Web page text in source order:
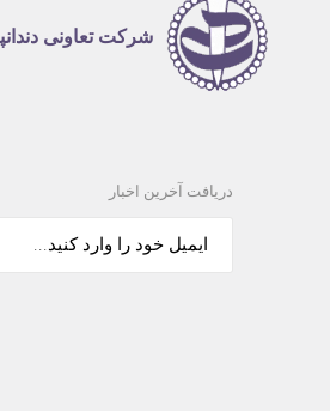
شرکت تعاونی
دریافت آخرین اخبار